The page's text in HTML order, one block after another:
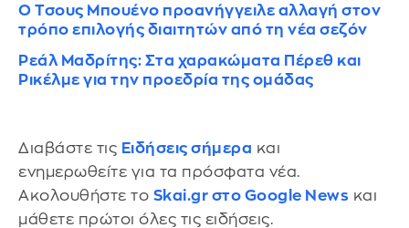
Ο Τσους Μπουένο προανήγγειλε αλλαγή στον
τρόπο επιλογής διαιτητών από τη νέα σεζόν
Ρεάλ Μαδρίτης: Στα χαρακώματα Πέρεθ και
Ρικέλμε για την προεδρία της ομάδας
Διαβάστε τις Ειδήσεις σήμερα και
ενημερωθείτε για τα πρόσφατα νέα.
Ακολουθήστε το Skai.gr στο Google News και
μάθετε πρώτοι όλες τις ειδήσεις.